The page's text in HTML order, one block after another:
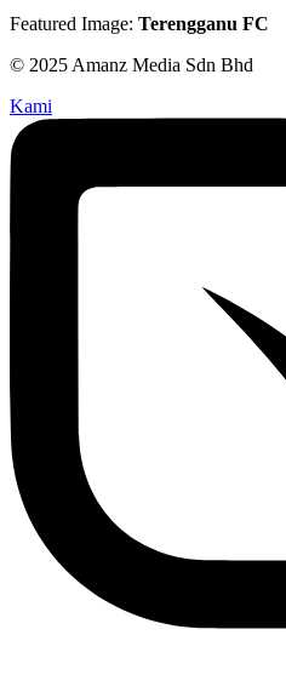
Featured Image: Terengganu FC
© 2025 Amanz Media Sdn Bhd
Kami